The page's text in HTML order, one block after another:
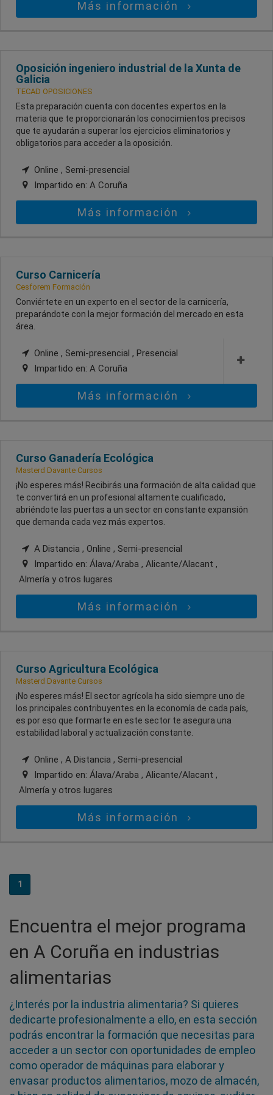
Más información
Oposición ingeniero industrial de la Xunta de
Galicia
TECAD OPOSICIONES
Esta preparación cuenta con docentes expertos en la
materia que te proporcionarán los conocimientos precisos
que te ayudarán a superar los ejercicios eliminatorios y
obligatorios para acceder a la oposición.
Online , Semi-presencial
Impartido en: A Coruña
Más información
Curso Carnicería
Cesforem Formación
Conviértete en un experto en el sector de la carnicería,
preparándote con la mejor formación del mercado en esta
área.
Online , Semi-presencial , Presencial
Impartido en: A Coruña
Más información
Curso Ganadería Ecológica
Masterd Davante Cursos
¡No esperes más! Recibirás una formación de alta calidad que
te convertirá en un profesional altamente cualificado,
abriéndote las puertas a un sector en constante expansión
que demanda cada vez más expertos.
A Distancia , Online , Semi-presencial
Impartido en: Álava/Araba , Alicante/Alacant ,
Almería y otros lugares
Más información
Curso Agricultura Ecológica
Masterd Davante Cursos
¡No esperes más! El sector agrícola ha sido siempre uno de
los principales contribuyentes en la economía de cada país,
es por eso que formarte en este sector te asegura una
estabilidad laboral y actualización constante.
Online , A Distancia , Semi-presencial
Impartido en: Álava/Araba , Alicante/Alacant ,
Almería y otros lugares
Más información
1
Encuentra el mejor programa
en A Coruña en industrias
alimentarias
¿Interés por la industria alimentaria? Si quieres
dedicarte profesionalmente a ello, en esta sección
podrás encontrar la formación que necesitas para
acceder a un sector con oportunidades de empleo
como operador de máquinas para elaborar y
envasar productos alimentarios, mozo de almacén,